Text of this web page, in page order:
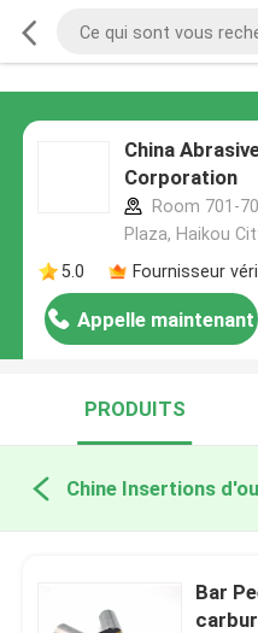
China
Corporation
Room 701-
Plaza, Haikou
5.0
Fournisseur
Appelle maintenant
PRODUITS
Chine Insertions
Bar